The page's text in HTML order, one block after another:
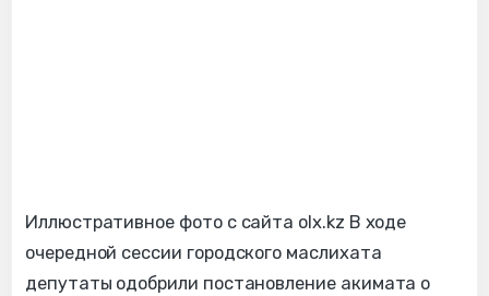
Иллюстративное фото с сайта olx.kz В ходе
очередной сессии городского маслихата
депутаты одобрили постановление акимата о